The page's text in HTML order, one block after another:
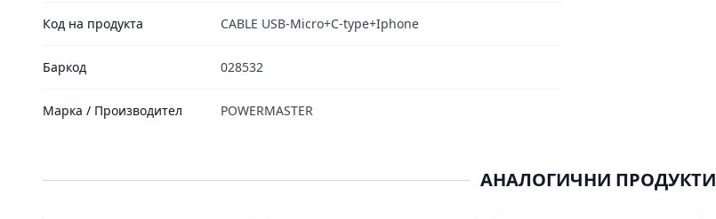
Код на продукта CABLE USB-Micro+C-type+Iphone
Баркод 028532
Марка / Производител POWERMASTER
АНАЛОГИЧНИ ПРОДУКТИ